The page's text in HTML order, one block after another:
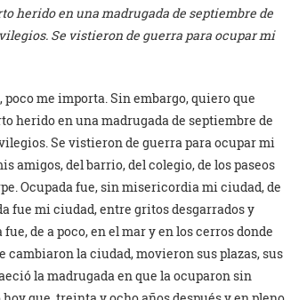
herido en una madrugada de septiembre de
Se vistieron de guerra para ocupar mi
me importa. Sin embargo, quiero que
herido en una madrugada de septiembre de
Se vistieron de guerra para ocupar mi
amigos, del barrio, del colegio, de los paseos
Ocupada fue, sin misericordia mi ciudad, de
fue mi ciudad, entre gritos desgarrados y
de a poco, en el mar y en los cerros donde
cambiaron la ciudad, movieron sus plazas, sus
la madrugada en que la ocuparon sin